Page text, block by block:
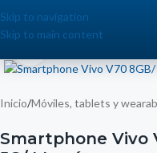
Skip to navigation
Skip to main content
Inicio/Móviles, tablets y
Smartphone Vivo